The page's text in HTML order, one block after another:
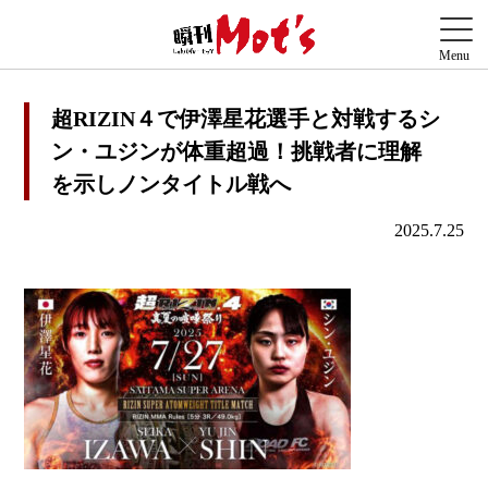
超RIZIN４で伊澤星花選手と対戦するシ
ン・ユジンが体重超過！挑戦者に理解
を示しノンタイトル戦へ
2025.7.25